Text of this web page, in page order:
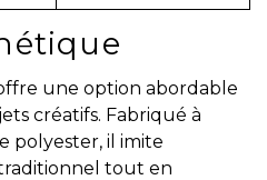
une option abordable
créatifs. Fabriqué à
polyester, il imite
tout en